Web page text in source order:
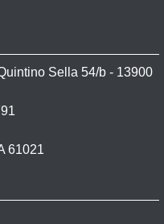
Sella 54/b - 13900
61021